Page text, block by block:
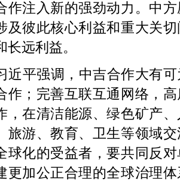
作注入新的强劲动力。中
及彼此核心利益和重大关
长远利益。
近平强调，中吉合作大有
作；完善互联互通网络，
，在清洁能源、绿色矿产
旅游、教育、卫生等领域
球化的受益者，要共同反
更加公正合理的全球治理